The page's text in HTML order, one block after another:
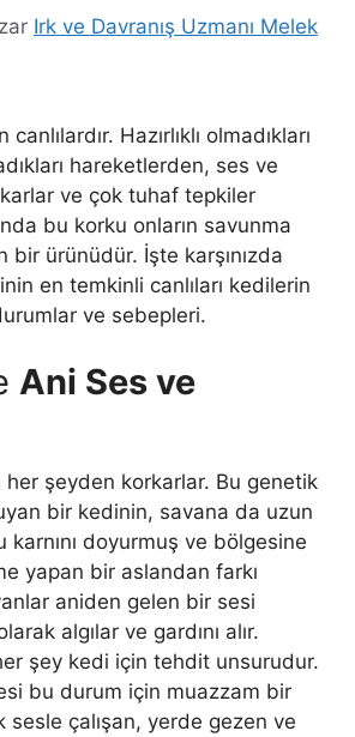
Irk ve Davranış Uzmanı Melek
Hazırlıklı olmadıkları
hareketlerden, ses ve
ve çok tuhaf tepkiler
bu korku onların savunma
bir ürünüdür. İşte karşınızda
en temkinli canlıları kedilerin
ve sebepleri.
Ani Ses ve
her şeyden korkarlar. Bu genetik
bir kedinin, savana da uzun
karnını doyurmuş ve bölgesine
yapan bir aslandan farkı
aniden gelen bir sesi
algılar ve gardını alır.
şey kedi için tehdit unsurudur.
bu durum için muazzam bir
sesle çalışan, yerde gezen ve